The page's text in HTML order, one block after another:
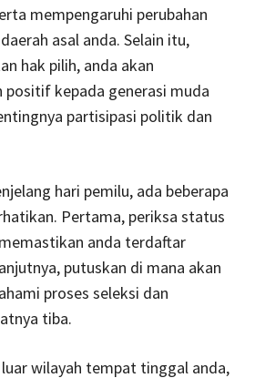
mempengaruhi perubahan
asal anda. Selain itu,
hak pilih, anda akan
kepada generasi muda
partisipasi politik dan
hari pemilu, ada beberapa
Pertama, periksa status
anda terdaftar
putuskan di mana akan
proses seleksi dan
tiba.
wilayah tempat tinggal anda,